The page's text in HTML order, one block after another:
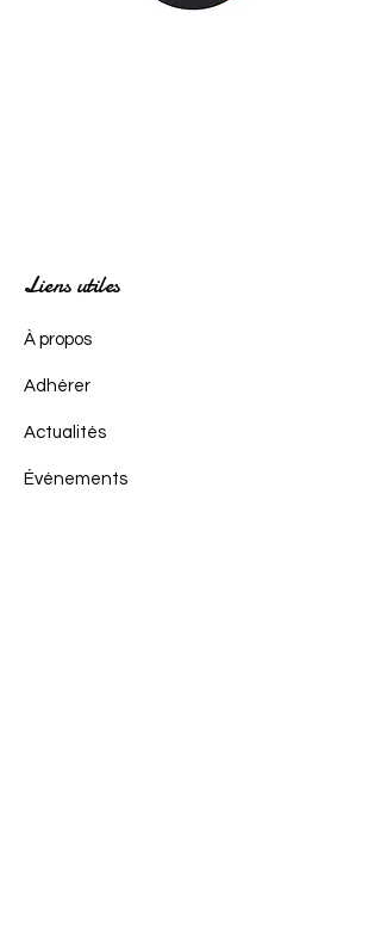
Liens utiles
À propos
Adhérer
Actualités
Événements